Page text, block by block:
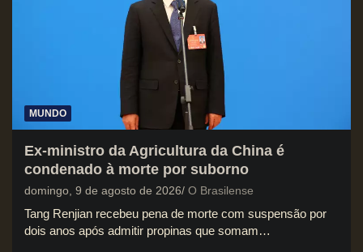
MUNDO
Ex-ministro da Agricultura da China é
condenado à morte por suborno
domingo, 9 de agosto de 2026 O Brasilense
Tang Renjian recebeu pena de morte com suspensão por
dois anos após admitir propinas que somam…